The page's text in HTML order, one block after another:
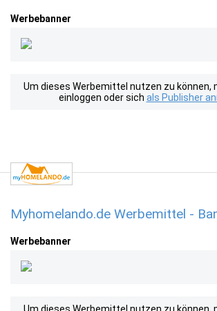
Werbebanner
Um dieses Werbemittel nutzen zu können,
einloggen oder sich als Publisher
Myhomelando.de Werbemittel -
Werbebanner